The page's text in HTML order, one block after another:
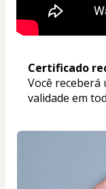
Certificado
Você receberá
validade em